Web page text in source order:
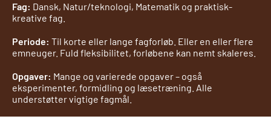
Fag: Dansk, Natur/teknologi, Matematik og praktisk-
kreative fag.
Periode: Til korte eller lange fagforløb. Eller en eller flere
emneuger. Fuld fleksibilitet, forløbene kan nemt skaleres.
Opgaver: Mange og varierede opgaver – også
eksperimenter, formidling og læsetræning. Alle
understøtter vigtige fagmål.